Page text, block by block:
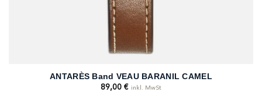
ANTARÈS Band VEAU BARANIL CAMEL
89,00 € inkl. MwSt